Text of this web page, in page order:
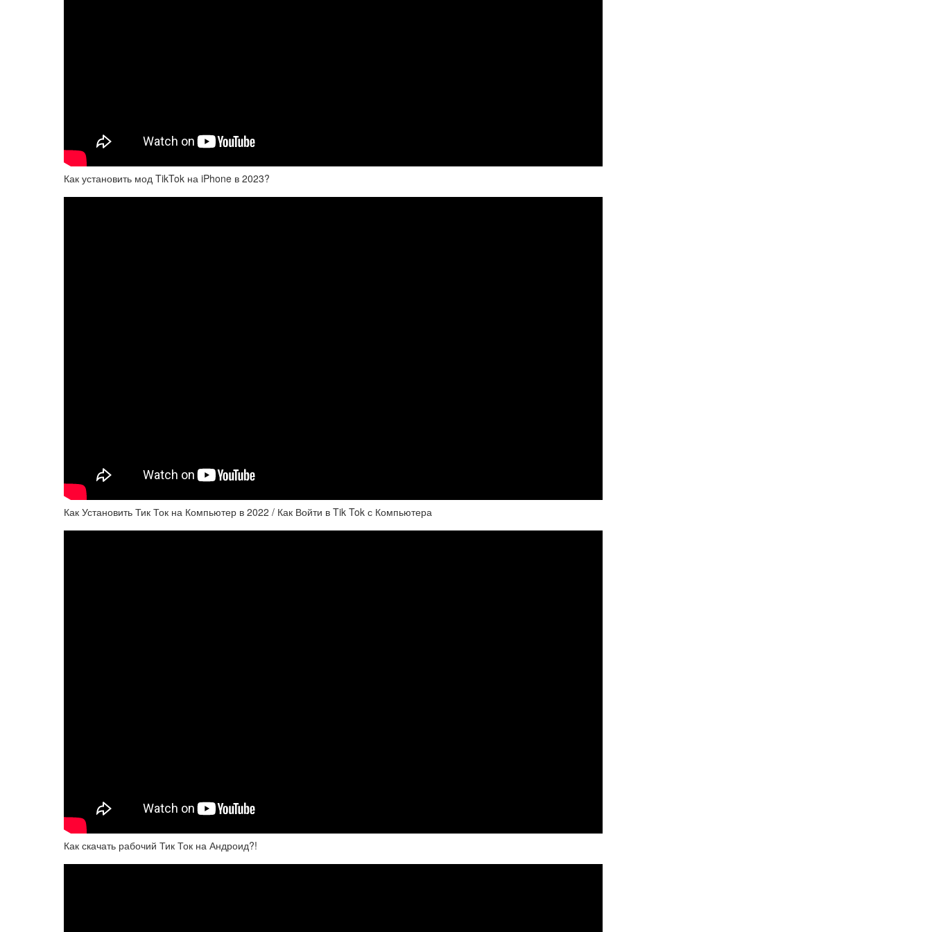
Как установить мод TikTok на iPhone в 2023?
Как Установить Тик Ток на Компьютер в 2022 / Как Войти в Tik Tok с Компьютера
Как скачать рабочий Тик Ток на Андроид?!